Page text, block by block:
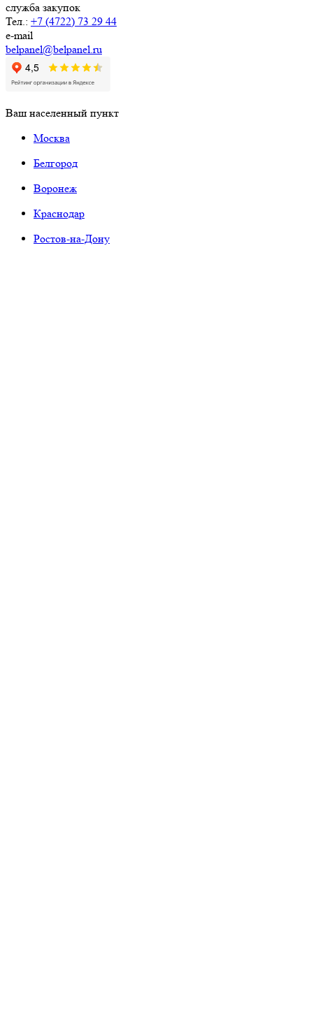
служба закупок
Тел.: +7 (4722) 73 29 44
e-mail
belpanel@belpanel.ru
Ваш населенный пункт
Москва
Белгород
Воронеж
Краснодар
Ростов-на-Дону